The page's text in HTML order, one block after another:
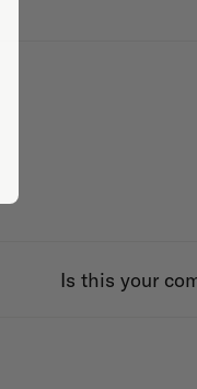
Is this your